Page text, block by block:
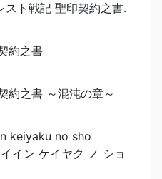
ト戦記 聖印契約之書.
約之書
約之書 ～混沌の章～
keiyaku no sho
イン ケイヤク ノ ショ